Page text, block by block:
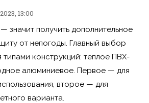
13:00
значит получить дополнительное
от непогоды. Главный выбор
типами конструкций: теплое ПВХ-
алюминиевое. Первое — для
второе — для
варианта.